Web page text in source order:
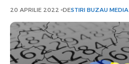
20 APRILIE 2022 DESTIRI BUZAU MEDIA